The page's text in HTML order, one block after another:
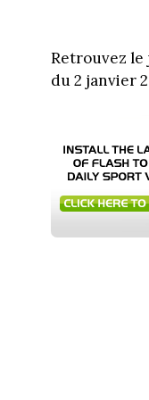
Retrouvez
du 2 janvier